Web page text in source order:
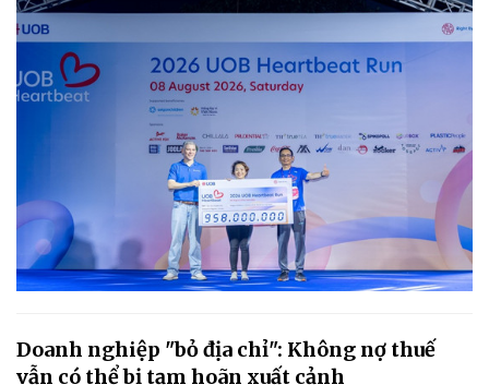
Doanh nghiệp "bỏ địa chỉ": Không nợ thuế
vẫn có thể bị tạm hoãn xuất cảnh